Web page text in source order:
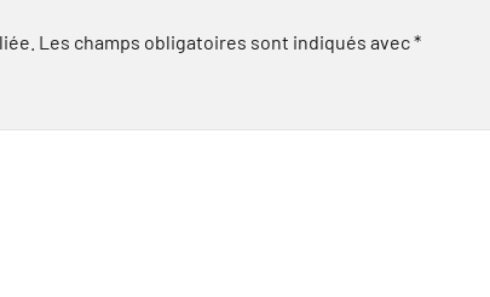
Les champs obligatoires sont indiqués avec*